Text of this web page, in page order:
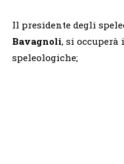
Il presidente degli
Bavagnoli, si
speleologiche;